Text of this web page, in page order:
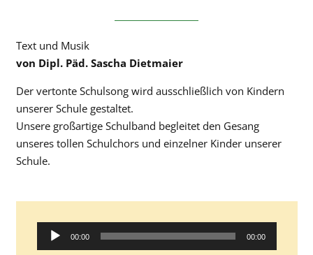
Text und Musik
von Dipl. Päd. Sascha Dietmaier
Der vertonte Schulsong wird ausschließlich von Kindern
unserer Schule gestaltet.
Unsere großartige Schulband begleitet den Gesang
unseres tollen Schulchors und einzelner Kinder unserer
Schule.
Audio-
Player
00:00 00:00